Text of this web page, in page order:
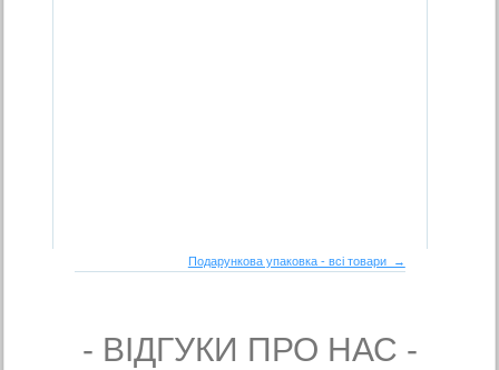
Подарункова упаковка - всі товари →
- ВIДГУКИ ПРО НАС -